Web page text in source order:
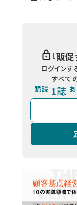
『販促
ログインす
すべて
購読 1誌